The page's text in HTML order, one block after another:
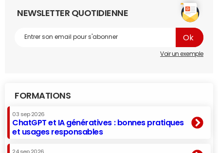
NEWSLETTER QUOTIDIENNE
Voir un exemple
FORMATIONS
03 sep 2026
ChatGPT et IA génératives : bonnes pratiques
et usages responsables
24 sep 2026